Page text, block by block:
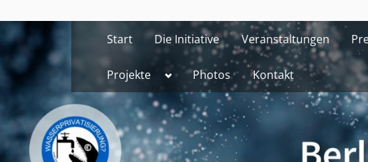
to
content
Start Die Initiative Veranstaltungen
Projekte Toggle
menu
Photos Kontakt